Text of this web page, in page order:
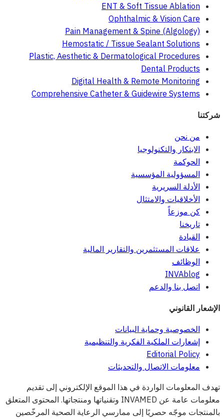
ENT & Soft Tissue Ablation
Ophthalmic & Vision Care
Pain Management & Spine (Algology)
Hemostatic / Tissue Sealant Solutions
Plastic, Aesthetic & Dermatological Procedures
Dental Products
Digital Health & Remote Monitoring
Comprehensive Catheter & Guidewire Systems
شركتنا
من نحن
الابتكار والتكنولوجيا
الحوكمة
المسؤولية المؤسسية
الأدلة السريرية
الأخلاقيات والامتثال
كن موزعاً
تاريخنا
القيادة
علاقات المستثمرين والتقارير المالية
الوظائف
INVAblog
اتصل بنا والدعم
الإشعار القانوني
الخصوصية وحماية البيانات
إشعارات الملكية الفكرية والتنظيمية
Editorial Policy
معلومات الاتصال والتحديثات
تهدف المعلومات الواردة في هذا الموقع الإلكتروني إلى تقديم
معلومات عامة عن INVAMED وتقنياتها ومنتجاتها. المحتوى المتعلق
بالمنتجات موجّه حصريًا إلى ممارسي الرعاية الصحية المرخّصين